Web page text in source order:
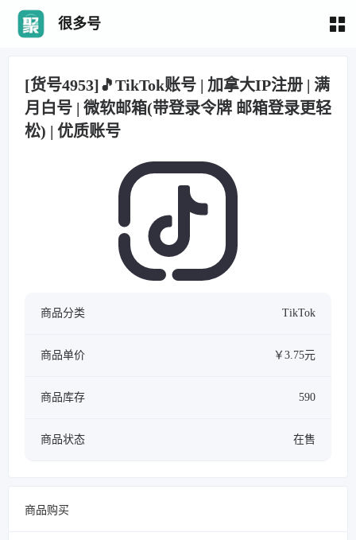
很多号
[货号4953]🎵TikTok账号 | 加拿大IP注册 | 满
月白号 | 微软邮箱(带登录令牌 邮箱登录更轻
松) | 优质账号
商品分类 TikTok
商品单价 ￥3.75元
商品库存 590
商品状态 在售
商品购买